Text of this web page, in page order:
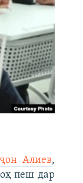
Алиев,
пеш дар